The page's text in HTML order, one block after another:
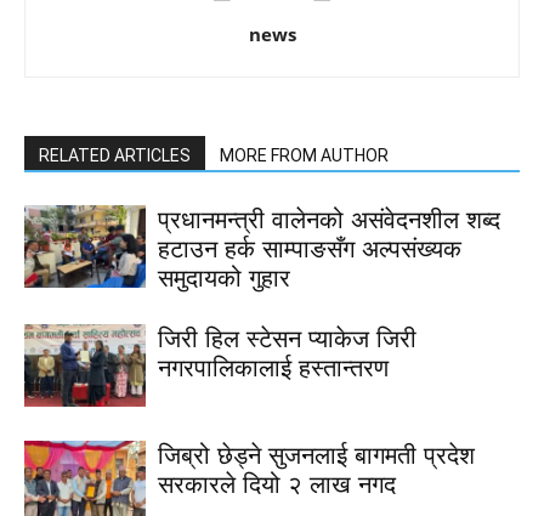
news
RELATED ARTICLES MORE FROM AUTHOR
प्रधानमन्त्री वालेनको असंवेदनशील शब्द
हटाउन हर्क साम्पाङसँग अल्पसंख्यक
समुदायको गुहार
जिरी हिल स्टेसन प्याकेज जिरी
नगरपालिकालाई हस्तान्तरण
जिब्रो छेड्ने सुजनलाई बागमती प्रदेश
सरकारले दियो २ लाख नगद